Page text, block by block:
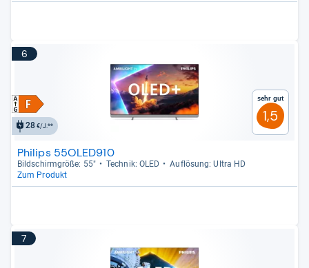
6
28€/J.**
Sehr gut
1,5
Philips 55OLED910
Bild­schirm­größe: 55" Tech­nik: OLED
Auf­lö­sung: Ultra HD
Zum Produkt
7